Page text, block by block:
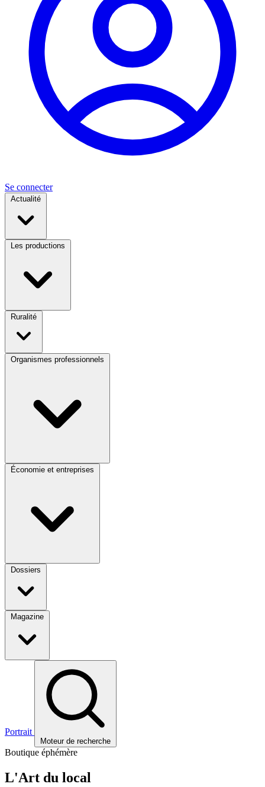
Se connecter
Actualité
Les productions
Ruralité
Organismes professionnels
Économie et entreprises
Dossiers
Magazine
Portrait
Moteur de recherche
Boutique éphémère
L'Art du local